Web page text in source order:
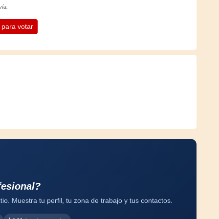
para votar
Muestra tu perfil, tu zona de trabajo y tus contactos.